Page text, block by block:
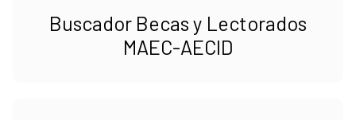
Buscador Becas y Lectorados
MAEC-AECID